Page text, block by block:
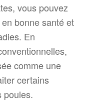
vous pouvez
bonne santé et
En
comme une
certains
poules.